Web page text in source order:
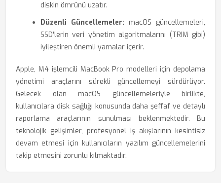
diskin ömrünü uzatır.
Düzenli Güncellemeler: macOS güncellemeleri,
SSD'lerin veri yönetim algoritmalarını (TRIM gibi)
iyileştiren önemli yamalar içerir.
Apple, M4 işlemcili MacBook Pro modelleri için depolama
yönetimi araçlarını sürekli güncellemeyi sürdürüyor.
Gelecek olan macOS güncellemeleriyle birlikte,
kullanıcılara disk sağlığı konusunda daha şeffaf ve detaylı
raporlama araçlarının sunulması beklenmektedir. Bu
teknolojik gelişimler, profesyonel iş akışlarının kesintisiz
devam etmesi için kullanıcıların yazılım güncellemelerini
takip etmesini zorunlu kılmaktadır.